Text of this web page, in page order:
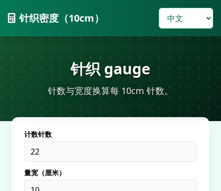
针织密度（10cm）
针织 gauge
针数与宽度换算每 10cm 针数。
计数针数
量宽（厘米）